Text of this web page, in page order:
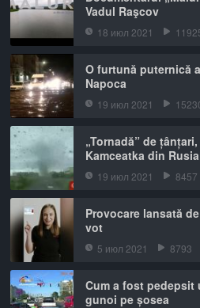
Vadul Raşcov
18 июл 2021
O furtună puternică
Napoca
19 июл 2021
„Tornadă” de
Kamceatka din Rusia
19 июл 2021 8457
Provocare lansată
vot
5 июл 2021 8793
Cum a fost pedepsit
gunoi pe șosea